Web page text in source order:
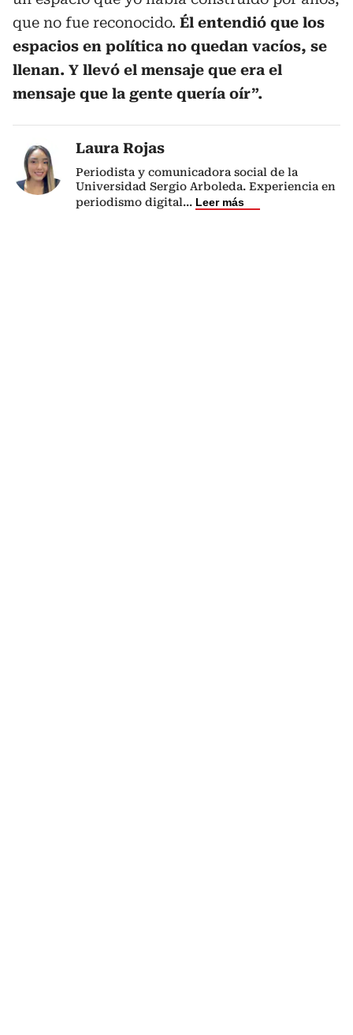
que no fue reconocido. Él entendió que los
espacios en política no quedan vacíos, se
llenan. Y llevó el mensaje que era el
mensaje que la gente quería oír”.
Laura Rojas
Periodista y comunicadora social de la
Universidad Sergio Arboleda. Experiencia en
periodismo digital... Leer más